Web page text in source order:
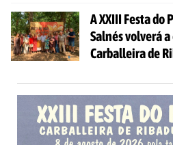
actividades
A XXIII Festa do
Salnés volverá
Carballeira de
e actividades
as idades